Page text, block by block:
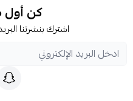
كن
اشترك بنشرتنا